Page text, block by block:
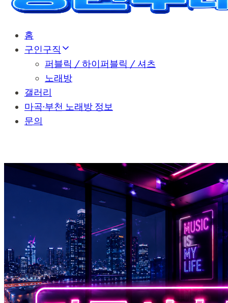
홈
구인구직
퍼블릭 / 하이퍼블릭 / 셔츠
노래방
갤러리
마곡·부천 노래방 정보
문의